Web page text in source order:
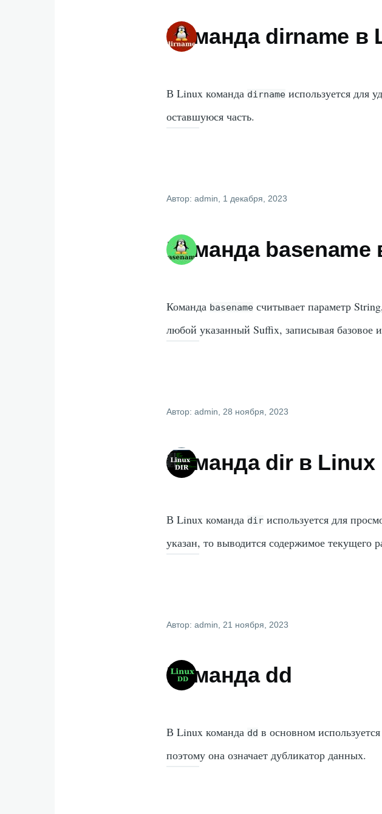
Команда dirname в
В Linux команда dirname используется для
оставшуюся часть.
Автор:admin , 1 декабря, 2023
Команда basename
Команда basename считывает параметр
любой указанный Suffix, записывая базовое
Автор:admin , 28 ноября, 2023
Команда dir в Linux
В Linux команда dir используется для
указан, то выводится содержимое текущего
Автор:admin , 21 ноября, 2023
Команда dd
В Linux команда dd в основном
поэтому она означает дубликатор данных.